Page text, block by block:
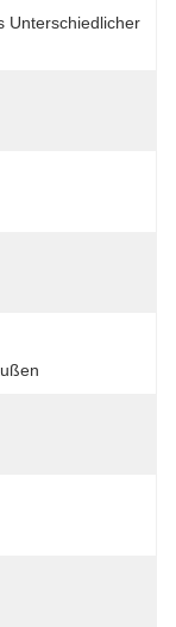
Unterschiedlicher